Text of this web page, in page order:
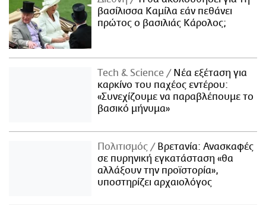
βασίλισσα Καμίλα εάν πεθάνει
πρώτος ο βασιλιάς Κάρολος;
Τech & Science
Νέα εξέταση για
καρκίνο του παχέος εντέρου:
«Συνεχίζουμε να παραβλέπουμε το
βασικό μήνυμα»
Πολιτισμός
Βρετανία: Ανασκαφές
σε πυρηνική εγκατάσταση «θα
αλλάξουν την προϊστορία»,
υποστηρίζει αρχαιολόγος